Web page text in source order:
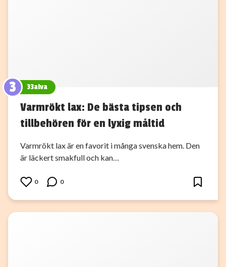
3 33alva
Varmrökt lax: De bästa tipsen och
tillbehören för en lyxig måltid
Varmrökt lax är en favorit i många svenska hem. Den
är läckert smakfull och kan…
0 0